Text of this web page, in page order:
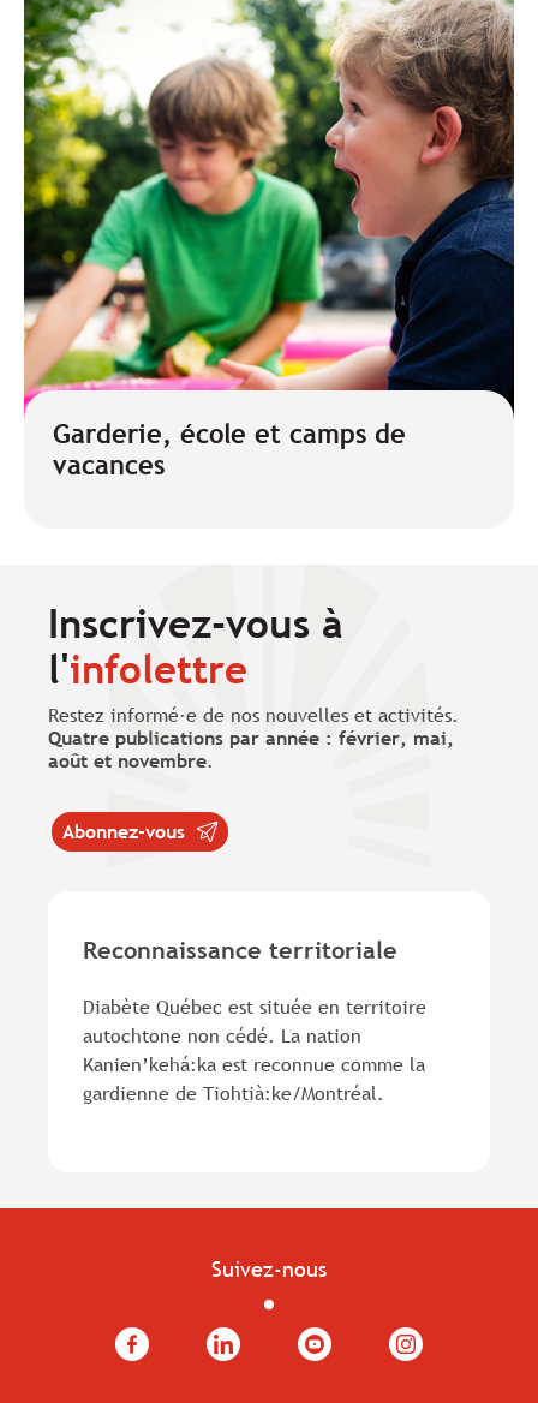
Garderie, école et camps de
vacances
Inscrivez-vous à
l'infolettre
Restez informé·e de nos nouvelles et activités.
Quatre publications par année : février, mai,
août et novembre.
Abonnez-vous
Reconnaissance territoriale
Diabète Québec est située en territoire
autochtone non cédé. La nation
Kanien’kehá:ka est reconnue comme la
gardienne de Tiohtià:ke/Montréal.
Suivez-nous
Facebook LinkedIn YouTube Instagram